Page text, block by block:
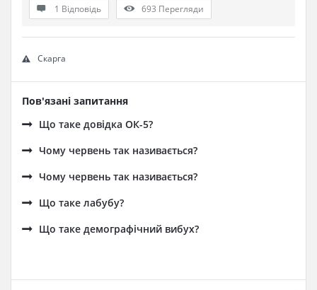
1 Відповідь 693 Перегляди
Скарга
Пов'язані запитання
Що таке довідка ОК-5?
Чому червень так називається?
Чому червень так називається?
Що таке лабубу?
Що таке демографічний вибух?